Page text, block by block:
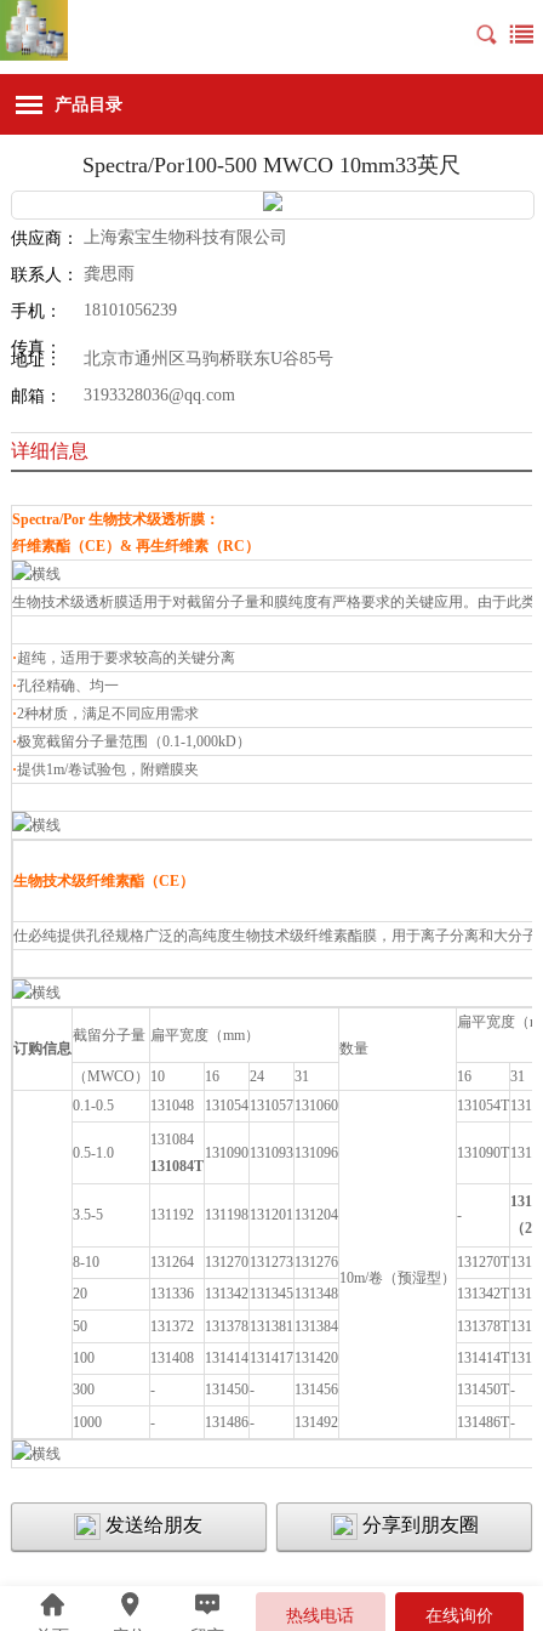
产品目录
Spectra/Por100-500 MWCO 10mm33英尺
供应商： 上海索宝生物科技有限公司
联系人： 龚思雨
手机： 18101056239
传真：
地址： 北京市通州区马驹桥联东U谷85号
邮箱： 3193328036@qq.com
详细信息
Spectra/Por 生物技术级透析膜：
纤维素酯（CE）& 再生纤维素（RC）
生物技术级透析膜适用于对截留分子量和膜纯度有严格要求的关键应用。由于此
·超纯，适用于要求较高的关键分离
·孔径精确、均一
·2种材质，满足不同应用需求
·极宽截留分子量范围（0.1-1,000kD）
·提供1m/卷试验包，附赠膜夹
生物技术级纤维素酯（CE）
仕必纯提供孔径规格广泛的高纯度生物技术级纤维素酯膜，用于离子分离和大分
订购信息
截留分子量 扁平宽度（mm）
数量
扁平宽度（
（MWCO） 10 16 24 31 16 31
0.1-0.5 131048 131054131057131060
10m/卷（预湿型）
131054T
0.5-1.0
131084
131084T
131090131093131096 131090T
3.5-5 131192 131198131201 131204 -
（
8-10
131264 131270131273131276 131270T
20
131336 131342131345131348 131342T
50
131372 131378131381 131384 131378T
100
131408 131414131417131420 131414T
300
- 131450- 131456 131450T-
1000
- 131486- 131492 131486T-
发送给朋友 分享到朋友圈
热线电话 在线询价